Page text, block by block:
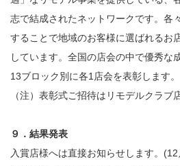
志で結成されたネットワークです。各
することで地域のお客様に選ばれるお
しています。全国の店会の中で優秀な
13ブロック別に各1店会を表彰します。
（注）表彰式ご招待はリモデルクラブ
９．結果発表
入賞店様へは直接お知らせします。